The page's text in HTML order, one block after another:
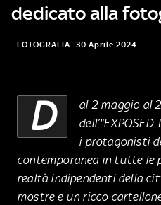
dedicato alla
FOTOGRAFIA 30 Aprile 2024
D
al 2 maggio al
i protagonisti
contemporanea in tutte
realtà indipendenti della
mostre e un ricco